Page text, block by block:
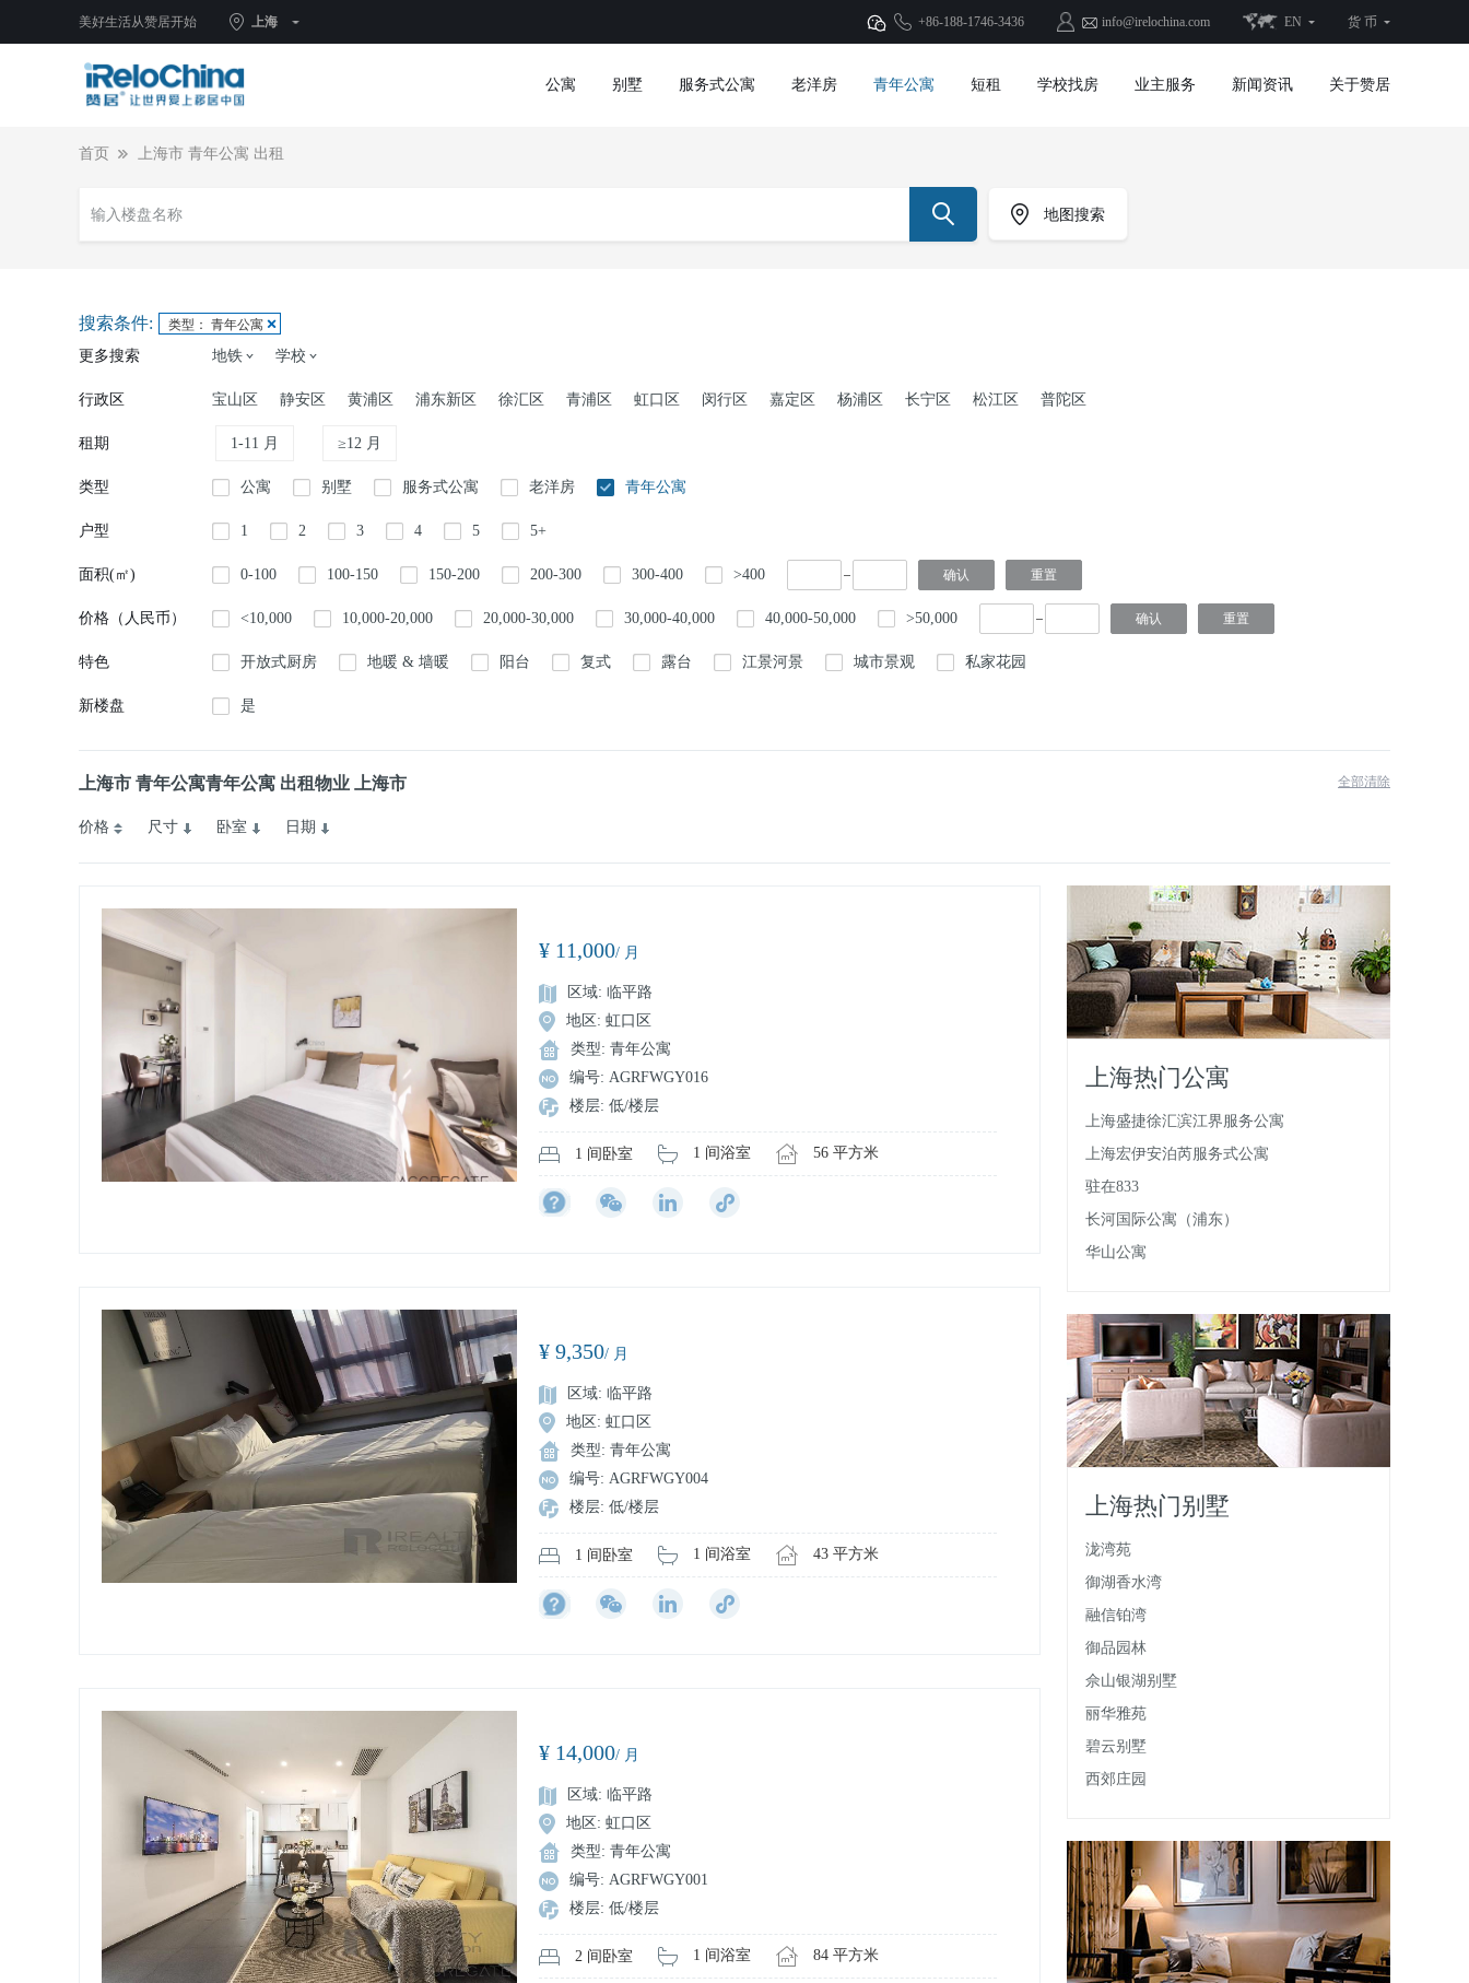
美好生活从赞居开始 上海 +86-188-1746-3436 info@irelochina.com EN 货 币
公寓 别墅 服务式公寓 老洋房 青年公寓 短租 学校找房 业主服务 新闻资讯 关于赞居
首页 上海市 青年公寓 出租
地图搜索
搜索条件: 类型： 青年公寓
更多搜索 地铁 学校
行政区 宝山区 静安区 黄浦区 浦东新区 徐汇区 青浦区 虹口区 闵行区 嘉定区 杨浦区 长宁区 松江区 普陀区
租期 1-11 月 ≥12 月
类型 公寓 别墅 服务式公寓 老洋房 青年公寓
户型 1 2 3 4 5 5+
面积(㎡) 0-100 100-150 150-200 200-300 300-400 >400
价格（人民币） <10,000 10,000-20,000 20,000-30,000 30,000-40,000 40,000-50,000 >50,000
特色 开放式厨房 地暖 & 墙暖 阳台 复式 露台 江景河景 城市景观 私家花园
新楼盘 是
上海市 青年公寓青年公寓 出租物业 上海市 全部清除
价格 尺寸 卧室 日期
¥ 11,000/ 月
区域: 临平路
地区: 虹口区
类型: 青年公寓
编号: AGRFWGY016
楼层: 低/楼层
1 间卧室 1 间浴室 56 平方米
¥ 9,350/ 月
区域: 临平路
地区: 虹口区
类型: 青年公寓
编号: AGRFWGY004
楼层: 低/楼层
1 间卧室 1 间浴室 43 平方米
¥ 14,000/ 月
区域: 临平路
地区: 虹口区
类型: 青年公寓
编号: AGRFWGY001
楼层: 低/楼层
2 间卧室 1 间浴室 84 平方米
上海热门公寓
上海盛捷徐汇滨江界服务公寓
上海宏伊安泊芮服务式公寓
驻在833
长河国际公寓（浦东）
华山公寓
上海热门别墅
泷湾苑
御湖香水湾
融信铂湾
御品园林
佘山银湖别墅
丽华雅苑
碧云别墅
西郊庄园